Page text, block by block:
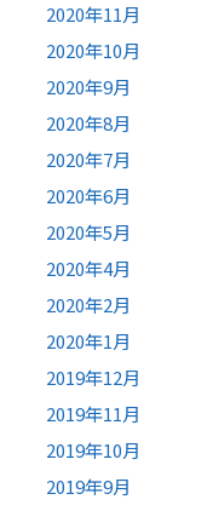
2020年11月
2020年10月
2020年9月
2020年8月
2020年7月
2020年6月
2020年5月
2020年4月
2020年2月
2020年1月
2019年12月
2019年11月
2019年10月
2019年9月